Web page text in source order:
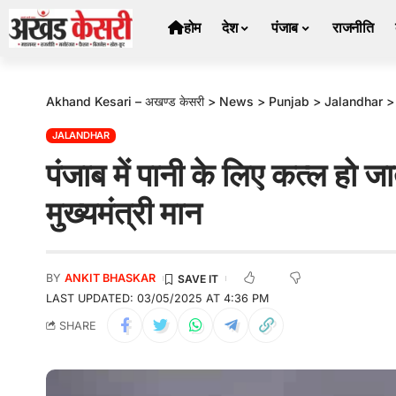
होम देश पंजाब राजनीति
Akhand Kesari – अखण्ड केसरी> News > Punjab > Jalandhar
JALANDHAR
पंजाब में पानी के लिए कत्ल हो
मुख्यमंत्री मान
LAST UPDATED: 03/05/2025 AT 4:36 PM
BY ANKIT BHASKAR
SHARE